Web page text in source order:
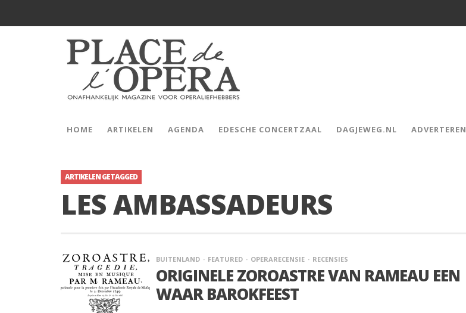
HOME ARTIKELEN AGENDA EDESCHE CONCERTZAAL DAGJEWEG.NL ADVERTEREN
ARTIKELEN GETAGGED
LES AMBASSADEURS
BUITENLAND FEATURED OPERARECENSIE RECENSIES
ORIGINELE ZOROASTRE VAN RAMEAU EEN
WAAR BAROKFEEST